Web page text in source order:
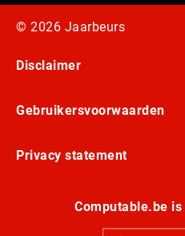
© 2026 Jaarbeurs
Disclaimer
Gebruikersvoorwaarden
Privacy statement
Computable.be